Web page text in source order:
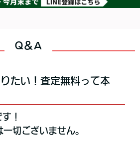
Q＆A
たい！査定無料って本
！
切ございません。